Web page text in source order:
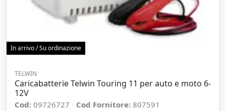
In arrivo / Su ordinazione
TELWIN
Caricabatterie Telwin Touring 11 per auto e moto 6-
12V
Cod: 09726727 Cod Fornitore: 807591